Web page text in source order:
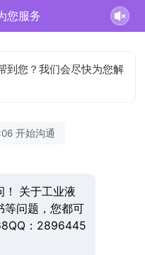
您服务
到您？我们会尽快为您解
开始沟通
！ 关于工业液
等问题，您都可
：2896445